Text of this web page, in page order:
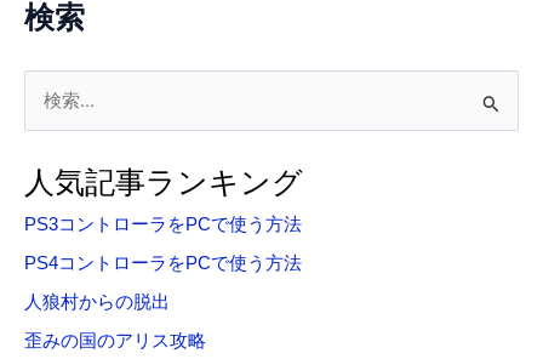
検索
象
:
人気記事ランキング
PS3コントローラをPCで使う方法
PS4コントローラをPCで使う方法
人狼村からの脱出
歪みの国のアリス攻略